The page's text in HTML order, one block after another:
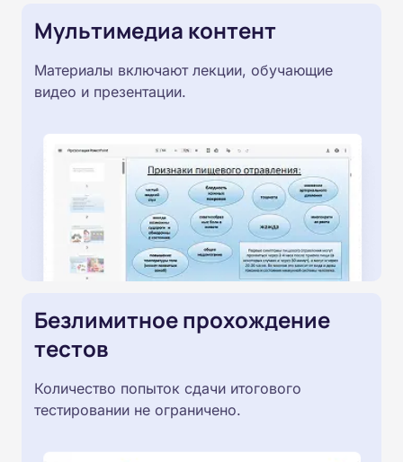
Мультимедиа контент
Материалы включают лекции, обучающие
видео и презентации.
Безлимитное прохождение
тестов
Количество попыток сдачи итогового
тестировании не ограничено.